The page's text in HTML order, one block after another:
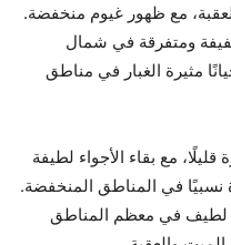
مع ظهور غيوم منخفضة.
ومتفرقة في شمال
مثيرة الغبار في مناطق
مع بقاء الأجواء لطيفة
نسبيًا في المناطق المنخفضة.
لطيف في معظم المناطق